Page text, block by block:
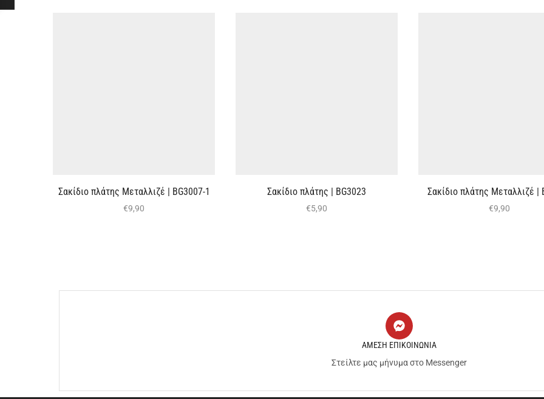
Σακίδιο πλάτης Μεταλλιζέ | BG3007-1
€9,90
Σακίδιο πλάτης | BG3023
€5,90
Σακίδιο πλάτης Μεταλλιζέ |
€9,90
ΑΜΕΣΗ ΕΠΙΚΟΙΝΩΝΙΑ
Στείλτε μας μήνυμα στο Messenger